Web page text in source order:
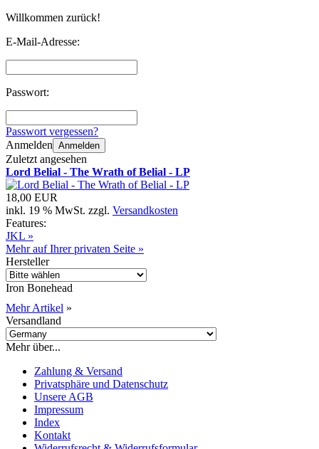
Willkommen zurück!
E-Mail-Adresse:
Passwort:
Passwort vergessen?
Anmelden Anmelden
Zuletzt angesehen
Lord Belial - The Wrath of Belial - LP
18,00 EUR
inkl. 19 % MwSt. zzgl. Versandkosten
Features:
JKL »
Mehr auf Ihrer privaten Seite »
Hersteller
Iron Bonehead
Mehr Artikel »
Versandland
Mehr über...
Zahlung & Versand
Privatsphäre und Datenschutz
Unsere AGB
Impressum
Index
Kontakt